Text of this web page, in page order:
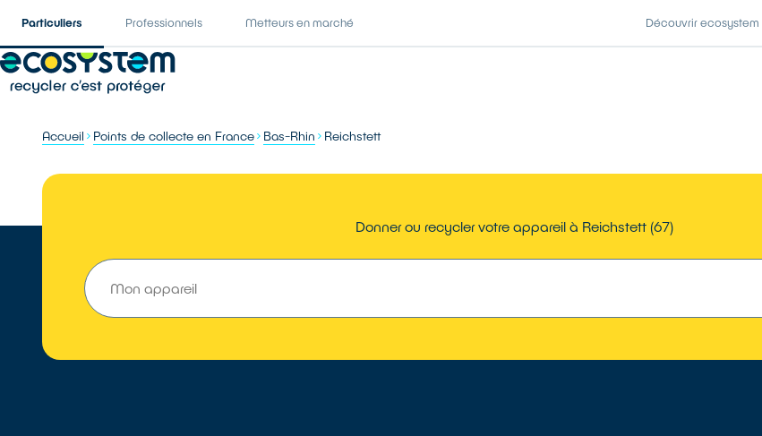
Particuliers Professionnels Metteurs en marché Découvrir ecosystem
Accueil Points de collecte en France Bas-Rhin Reichstett
Donner ou recycler votre appareil à Reichstett (67)